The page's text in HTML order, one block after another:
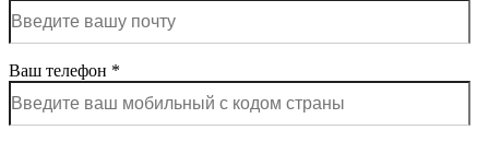
Ваш телефон *